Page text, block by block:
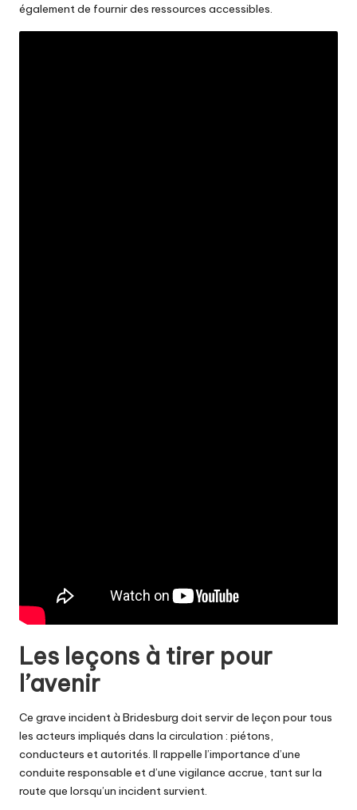
également de fournir des ressources accessibles.
Les leçons à tirer pour
l’avenir
Ce grave incident à Bridesburg doit servir de leçon pour tous
les acteurs impliqués dans la circulation : piétons,
conducteurs et autorités. Il rappelle l’importance d’une
conduite responsable et d’une vigilance accrue, tant sur la
route que lorsqu’un incident survient.